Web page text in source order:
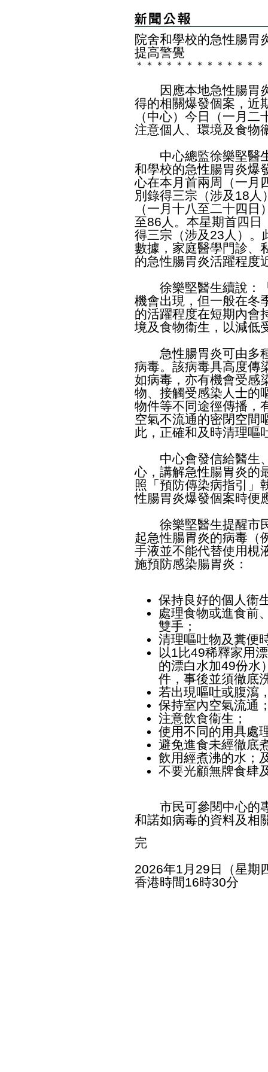
院舍和學校的急性腸
提高警覺
＊ ＊ ＊ ＊ ＊ ＊ ＊ ＊ ＊ ＊ ＊ ＊ ＊
因應本地急性腸胃炎
得的相關爆發個案，近
（中心）今日（一月
注意個人、環境及食物
中心總監徐樂堅醫生
和學校的急性腸胃炎爆
心在本月首兩周（一月
別錄得三宗（涉及18人
（一月十八至二十四
至86人。本星期首四日
得三宗（涉及23人）。
數據，家庭醫學門診、
的急性腸胃炎活躍程度
徐樂堅醫生續說：「
機會出現，但一般在冬
的活躍程度在短期內會
境及食物衞生，以減低
急性腸胃炎可由多種
病毒。該病毒具高度傳
如病毒，亦有機會受感
物、接觸受感染人士的
物件等不同途徑傳播，
空氣不流通的密閉空間
此，正確和及時清理嘔
中心會發信給醫生、
心，講解急性腸胃炎的
照「 預防傳染病指引
」
性腸胃炎爆發個案時便
徐樂堅醫生提醒市民
起急性腸胃炎的病毒（
手液並不能代替使用梘
施預防感染腸胃炎：
保持良好的個人衞
處理食物或進食前
雙手；
清理嘔吐物及糞便
以1比49稀釋家用
的漂白水加49份水
件，事後並須徹底
若出現嘔吐或腹瀉
保持室內空氣流通
注意飲食衞生；
使用不同的用具處
避免進食未經徹底
飲用經煮沸的水；
不要光顧無牌食肆
市民可參閱中心的
和諾如病毒的資料及相
完
2026年1月29日（星期
香港時間16時30分